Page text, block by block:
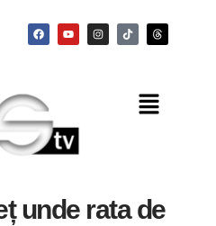
unde rata de